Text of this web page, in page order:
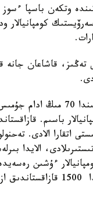
وتكەن باسپا
كومپانيالار
قاشاعان جانە
«​​​​​​​​​​مۇناي- گاز قۇرىلىسى مەن
باسىم.
جۇمىستى اتقارا
الايدا
ءۇشىن
يگەرۋگە مۇمكىنشىلىكتەر